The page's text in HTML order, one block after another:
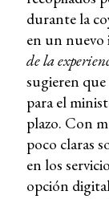
durante la
en un
de la
sugieren
para el
plazo. Con
poco claras
en los
opción